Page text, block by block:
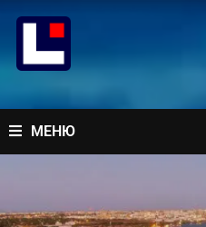
содержимому
МЕНЮ